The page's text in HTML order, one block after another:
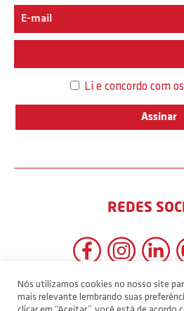
Li e concordo com os
REDES
Nós utilizamos cookies no nosso site
mais relevante lembrando suas